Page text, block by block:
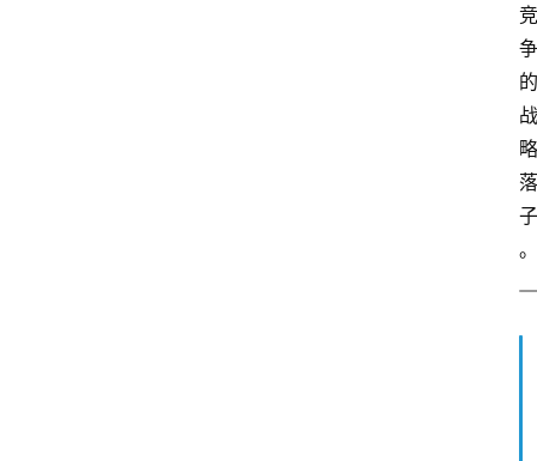
竞
争
的
战
略
落
子
。